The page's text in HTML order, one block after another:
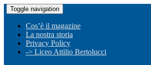
Toggle navigation
Cos’è il magazine
La nostra storia
Privacy Policy
-> Liceo Attilio Bertolucci